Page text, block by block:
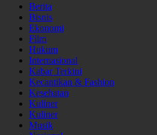
Berita
Bisnis
Ekonomi
Film
Hukum
Internasional
Kabar Terkini
Kecantikan & Fashion
Kesehatan
Kuliner
Kuliner
Musik